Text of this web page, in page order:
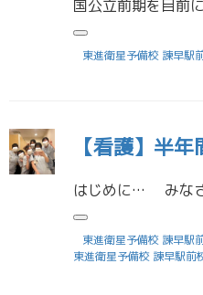
東進衛星予備校 諫早駅
【看護】半
東進衛星予備校 諫早駅
東進衛星予備校 諫早駅前